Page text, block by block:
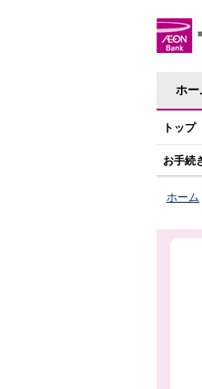
ホー
トップ
お手続
ホーム